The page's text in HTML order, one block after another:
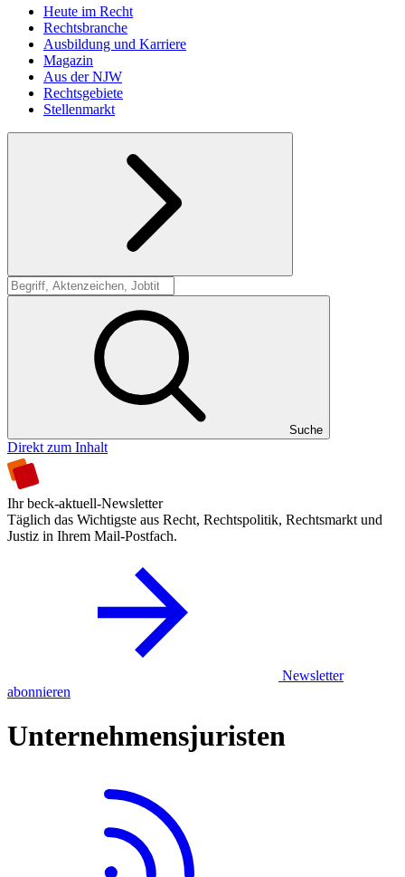
Heute im Recht
Rechtsbranche
Ausbildung und Karriere
Magazin
Aus der NJW
Rechtsgebiete
Stellenmarkt
Suche
Suche
Direkt zum Inhalt
Ihr beck-aktuell-Newsletter
Täglich das Wichtigste aus Recht, Rechtspolitik, Rechtsmarkt und
Justiz in Ihrem Mail-Postfach.
Newsletter
abonnieren
Unternehmensjuristen